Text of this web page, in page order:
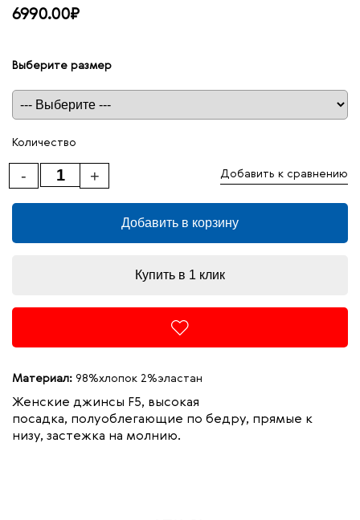
6990.00₽
Выберите размер
Таблица размеров
Количество
+
- Добавить к сравнению
Добавить в корзину
Купить в 1 клик
Материал: 98%хлопок 2%эластан
Женские джинсы F5, высокая
посадка, полуоблегающие по бедру, прямые к
низу, застежка на молнию.